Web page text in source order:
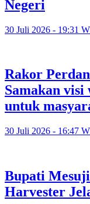
Negeri
30 Juli 2026 - 19:31
Rakor
Samakan
untuk
30 Juli 2026 - 16:47
Bupati
Harvester